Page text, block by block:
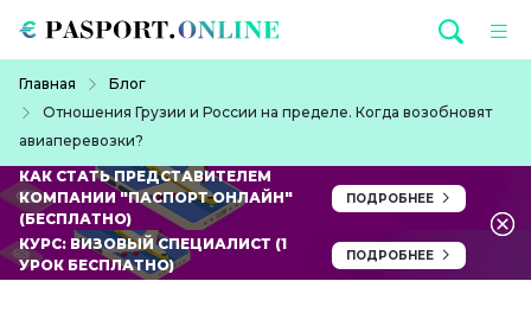
Главная
Блог
Отношения Грузии и России на пределе. Когда возобновят
авиаперевозки?
КАК СТАТЬ ПРЕДСТАВИТЕЛЕМ
КОМПАНИИ "ПАСПОРТ ОНЛАЙН"
(БЕСПЛАТНО)
ПОДРОБНЕЕ
КУРС: ВИЗОВЫЙ СПЕЦИАЛИСТ (1
УРОК БЕСПЛАТНО)
ПОДРОБНЕЕ